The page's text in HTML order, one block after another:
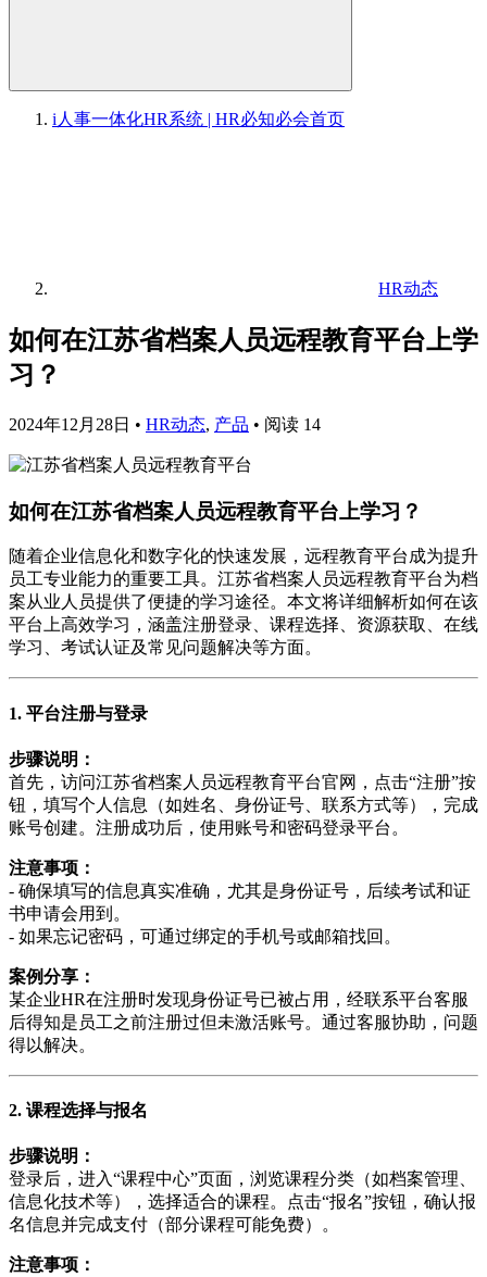
i人事一体化HR系统 | HR必知必会首页
HR动态
如何在江苏省档案人员远程教育平台上学
习？
2024年12月28日 • HR动态, 产品 • 阅读 14
如何在江苏省档案人员远程教育平台上学习？
随着企业信息化和数字化的快速发展，远程教育平台成为提升
员工专业能力的重要工具。江苏省档案人员远程教育平台为档
案从业人员提供了便捷的学习途径。本文将详细解析如何在该
平台上高效学习，涵盖注册登录、课程选择、资源获取、在线
学习、考试认证及常见问题解决等方面。
1. 平台注册与登录
步骤说明：
首先，访问江苏省档案人员远程教育平台官网，点击“注册”按
钮，填写个人信息（如姓名、身份证号、联系方式等），完成
账号创建。注册成功后，使用账号和密码登录平台。
注意事项：
- 确保填写的信息真实准确，尤其是身份证号，后续考试和证
书申请会用到。
- 如果忘记密码，可通过绑定的手机号或邮箱找回。
案例分享：
某企业HR在注册时发现身份证号已被占用，经联系平台客服
后得知是员工之前注册过但未激活账号。通过客服协助，问题
得以解决。
2. 课程选择与报名
步骤说明：
登录后，进入“课程中心”页面，浏览课程分类（如档案管理、
信息化技术等），选择适合的课程。点击“报名”按钮，确认报
名信息并完成支付（部分课程可能免费）。
注意事项：